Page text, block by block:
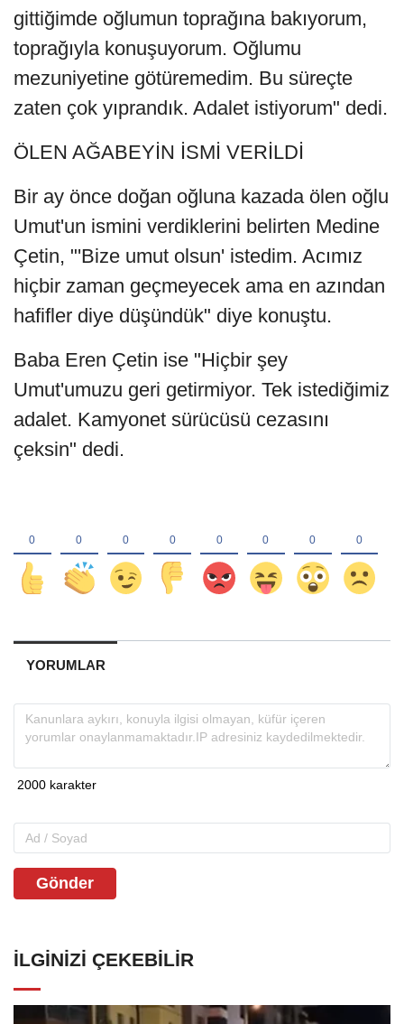
gittiğimde oğlumun toprağına bakıyorum,
toprağıyla konuşuyorum. Oğlumu
mezuniyetine götüremedim. Bu süreçte
zaten çok yıprandık. Adalet istiyorum" dedi.
ÖLEN AĞABEYİN İSMİ VERİLDİ
Bir ay önce doğan oğluna kazada ölen oğlu
Umut'un ismini verdiklerini belirten Medine
Çetin, "'Bize umut olsun' istedim. Acımız
hiçbir zaman geçmeyecek ama en azından
hafifler diye düşündük" diye konuştu.
Baba Eren Çetin ise "Hiçbir şey
Umut'umuzu geri getirmiyor. Tek istediğimiz
adalet. Kamyonet sürücüsü cezasını
çeksin" dedi.
YORUMLAR
Gönder
İLGINIZI ÇEKEBILIR